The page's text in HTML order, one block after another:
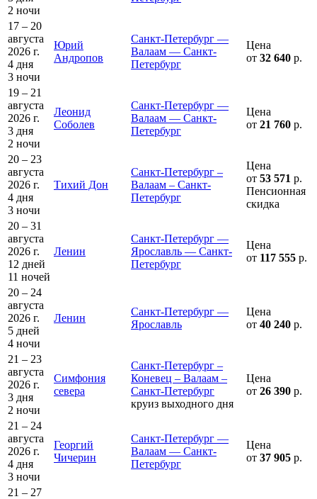
2 ночи
17 – 20
августа
2026 г.
4 дня
3 ночи
Юрий
Андропов
Санкт-Петербург —
Валаам — Санкт-
Петербург
Цена
от 32 640 р.
19 – 21
августа
2026 г.
3 дня
2 ночи
Леонид
Соболев
Санкт-Петербург —
Валаам — Санкт-
Петербург
Цена
от 21 760 р.
20 – 23
августа
2026 г.
4 дня
3 ночи
Тихий Дон
Санкт-Петербург –
Валаам – Санкт-
Петербург
Цена
от 53 571 р.
Пенсионная
скидка
20 – 31
августа
2026 г.
12 дней
11 ночей
Ленин
Санкт-Петербург —
Ярославль — Санкт-
Петербург
Цена
от 117 555 р.
20 – 24
августа
2026 г.
5 дней
4 ночи
Ленин
Санкт-Петербург —
Ярославль
Цена
от 40 240 р.
21 – 23
августа
2026 г.
3 дня
2 ночи
Симфония
севера
Санкт-Петербург –
Коневец – Валаам –
Санкт-Петербург
круиз выходного дня
Цена
от 26 390 р.
21 – 24
августа
2026 г.
4 дня
3 ночи
Георгий
Чичерин
Санкт-Петербург —
Валаам — Санкт-
Петербург
Цена
от 37 905 р.
21 – 27